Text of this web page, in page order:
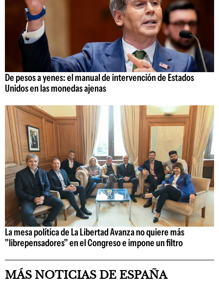
De pesos a yenes: el manual de intervención de Estados
Unidos en las monedas ajenas
La mesa política de La Libertad Avanza no quiere más
"librepensadores" en el Congreso e impone un filtro
MÁS NOTICIAS DE ESPAÑA